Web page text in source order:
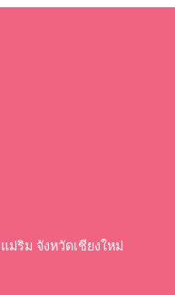
ริม จังหวัดเชียงใหม่